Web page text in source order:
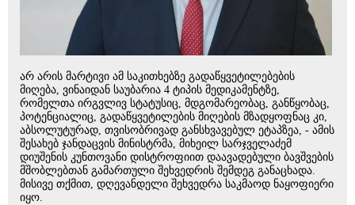
არ არის მარტივი ამ საკითხებზე გადაწყვეტილებების
მიღება, ვინაიდან საუბარია 4 ტიპის მედიკამენტზე,
რომელთა ირგვლივ სტატუსიც, მდგომარეობაც, განწყობაც,
პოტენციალიც, გადაწყვეტილების მიღების მზადყოფნაც კი,
აბსოლუტურად, თვისობრივად განსხვავებულ ეტაპზეა, - ამის
შესახებ ჯანდაცვის მინისტრმა, მიხეილ სარჯველაძემ
დიუშენის კუნთოვანი დისტროფიით დაავადებული ბავშვების
მშობლებთან გამართული შეხვედრის შემდეგ განაცხადა.
მისივე თქმით, დღევანდელი შეხვედრა საკმაოდ ნაყოფიერი
იყო.